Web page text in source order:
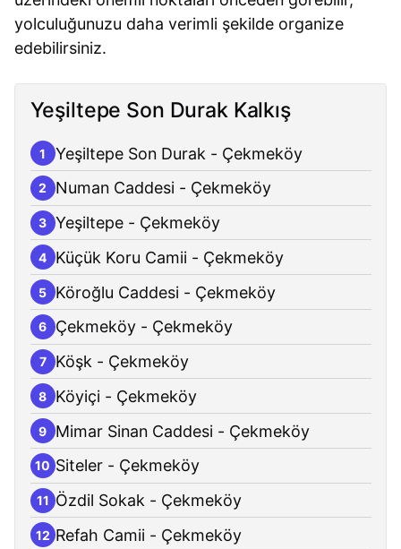
yolculuğunuzu daha verimli şekilde organize
edebilirsiniz.
Yeşiltepe Son Durak Kalkış
1 Yeşiltepe Son Durak - Çekmeköy
2 Numan Caddesi - Çekmeköy
3 Yeşiltepe - Çekmeköy
4 Küçük Koru Camii - Çekmeköy
5 Köroğlu Caddesi - Çekmeköy
6 Çekmeköy - Çekmeköy
7 Köşk - Çekmeköy
8 Köyiçi - Çekmeköy
9 Mimar Sinan Caddesi - Çekmeköy
10 Siteler - Çekmeköy
11 Özdil Sokak - Çekmeköy
12 Refah Camii - Çekmeköy